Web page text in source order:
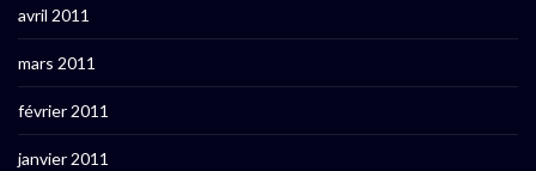
avril 2011
mars 2011
février 2011
janvier 2011